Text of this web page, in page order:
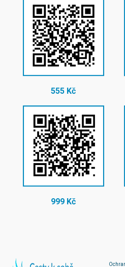
555 Kč
999 Kč